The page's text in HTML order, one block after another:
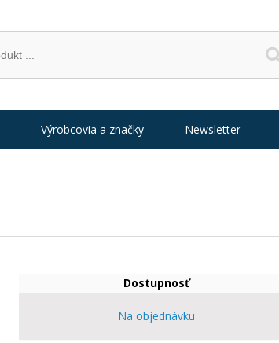
Dostupnosť
Na objednávku
Výrobcovia a značky Newsletter